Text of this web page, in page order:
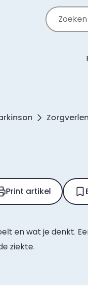
Zoeken
Print artikel
en wat je denkt.
ziekte.